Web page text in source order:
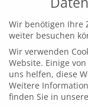
Wir benötigen Ihre
weiter besuchen
Wir verwenden
Website. Einige
uns helfen, diese
Weitere
finden Sie in